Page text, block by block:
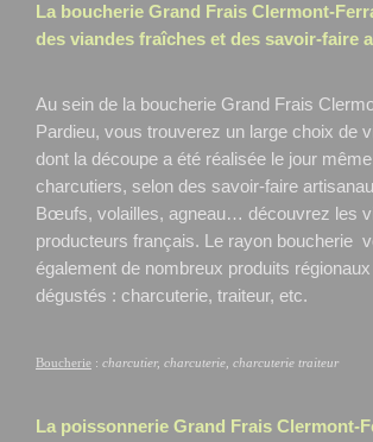
La boucherie Grand Frais Clermont-
des viandes fraîches et des savoir-faire
Au sein de la boucherie Grand Frais
Pardieu, vous trouverez un large choix de
dont la découpe a été réalisée le jour
charcutiers, selon des savoir-faire
Bœufs, volailles, agneau… découvrez les
producteurs français. Le rayon boucherie
également de nombreux produits
dégustés : charcuterie, traiteur, etc.
Boucherie : charcutier, charcuterie, charcuterie traiteur
La poissonnerie Grand Frais Clermont-